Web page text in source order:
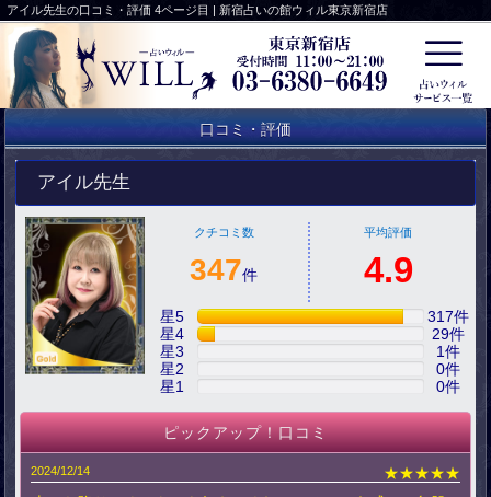
アイル先生の口コミ・評価 4ページ目 | 新宿占いの館ウィル東京新宿店
口コミ・評価
アイル先生
クチコミ数
347件
平均評価
4.9
星5 317件
星4
29件
星3
1件
星2
0件
星1
0件
ピックアップ！口コミ
2024/12/14
★★★★★